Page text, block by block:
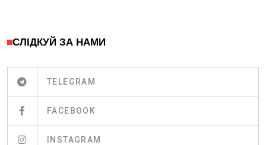
СЛІДКУЙ ЗА НАМИ
TELEGRAM
FACEBOOK
INSTAGRAM